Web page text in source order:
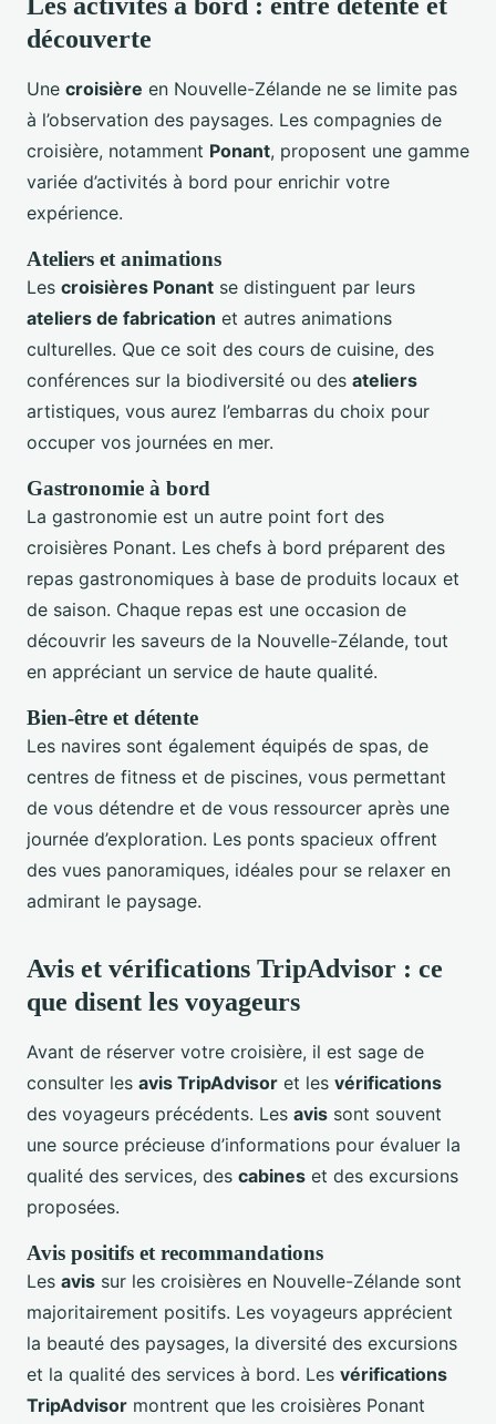
Les activités à bord : entre détente et
découverte
Une croisière en Nouvelle-Zélande ne se limite pas
à l’observation des paysages. Les compagnies de
croisière, notamment Ponant, proposent une gamme
variée d’activités à bord pour enrichir votre
expérience.
Ateliers et animations
Les croisières Ponant se distinguent par leurs
ateliers de fabrication et autres animations
culturelles. Que ce soit des cours de cuisine, des
conférences sur la biodiversité ou des ateliers
artistiques, vous aurez l’embarras du choix pour
occuper vos journées en mer.
Gastronomie à bord
La gastronomie est un autre point fort des
croisières Ponant. Les chefs à bord préparent des
repas gastronomiques à base de produits locaux et
de saison. Chaque repas est une occasion de
découvrir les saveurs de la Nouvelle-Zélande, tout
en appréciant un service de haute qualité.
Bien-être et détente
Les navires sont également équipés de spas, de
centres de fitness et de piscines, vous permettant
de vous détendre et de vous ressourcer après une
journée d’exploration. Les ponts spacieux offrent
des vues panoramiques, idéales pour se relaxer en
admirant le paysage.
Avis et vérifications TripAdvisor : ce
que disent les voyageurs
Avant de réserver votre croisière, il est sage de
consulter les avis TripAdvisor et les vérifications
des voyageurs précédents. Les avis sont souvent
une source précieuse d’informations pour évaluer la
qualité des services, des cabines et des excursions
proposées.
Avis positifs et recommandations
Les avis sur les croisières en Nouvelle-Zélande sont
majoritairement positifs. Les voyageurs apprécient
la beauté des paysages, la diversité des excursions
et la qualité des services à bord. Les vérifications
TripAdvisor montrent que les croisières Ponant